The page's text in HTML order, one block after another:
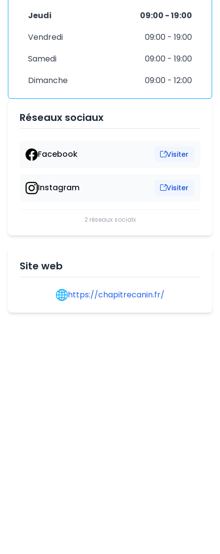
Jeudi
09:00 - 19:00
Vendredi
09:00 - 19:00
Samedi
09:00 - 19:00
Dimanche
09:00 - 12:00
Réseaux sociaux
Facebook Visiter
Instagram Visiter
2 réseaux socialx
Site web
https://chapitrecanin.fr/